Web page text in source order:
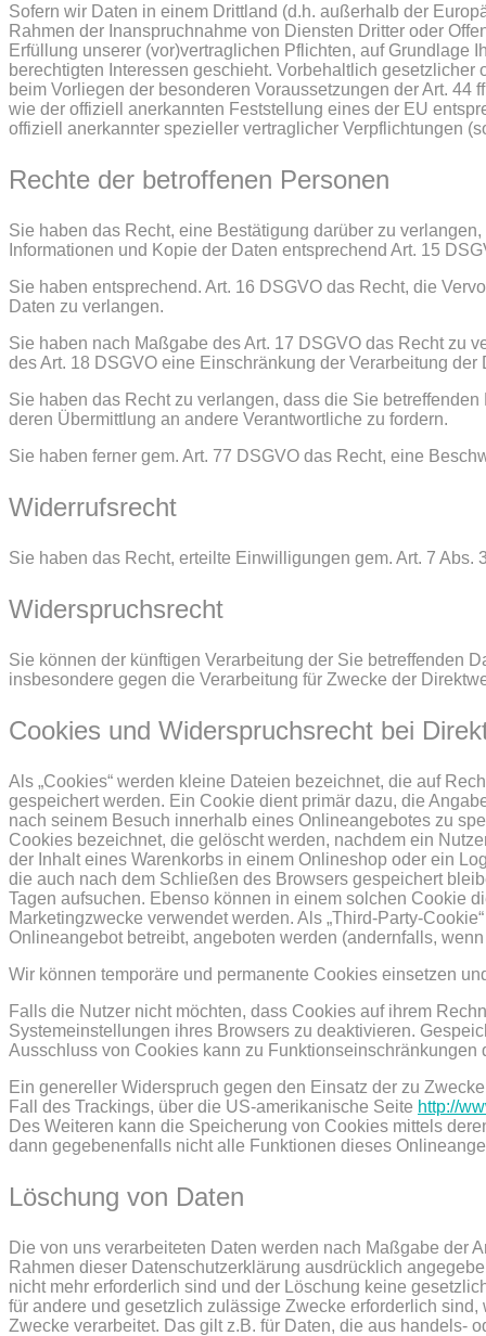
Sofern wir Daten in einem Drittland (d.h. außerhalb der
Rahmen der Inanspruchnahme von Diensten Dritter oder
Erfüllung unserer (vor)vertraglichen Pflichten, auf
berechtigten Interessen geschieht. Vorbehaltlich
beim Vorliegen der besonderen Voraussetzungen der Art.
wie der offiziell anerkannten Feststellung eines der EU
offiziell anerkannter spezieller vertraglicher Verpflichtungen
Rechte der betroffenen Personen
Sie haben das Recht, eine Bestätigung darüber zu
Informationen und Kopie der Daten entsprechend Art. 15
Sie haben entsprechend. Art. 16 DSGVO das Recht, die
Daten zu verlangen.
Sie haben nach Maßgabe des Art. 17 DSGVO das Recht zu
des Art. 18 DSGVO eine Einschränkung der Verarbeitung der
Sie haben das Recht zu verlangen, dass die Sie
deren Übermittlung an andere Verantwortliche zu fordern.
Sie haben ferner gem. Art. 77 DSGVO das Recht, eine
Widerrufsrecht
Sie haben das Recht, erteilte Einwilligungen gem. Art. 7
Widerspruchsrecht
Sie können der künftigen Verarbeitung der Sie betreffenden
insbesondere gegen die Verarbeitung für Zwecke der
Cookies und Widerspruchsrecht bei
Als „Cookies“ werden kleine Dateien bezeichnet, die auf
gespeichert werden. Ein Cookie dient primär dazu, die
nach seinem Besuch innerhalb eines Onlineangebotes zu
Cookies bezeichnet, die gelöscht werden, nachdem ein
der Inhalt eines Warenkorbs in einem Onlineshop oder ein
die auch nach dem Schließen des Browsers gespeichert
Tagen aufsuchen. Ebenso können in einem solchen Cookie
Marketingzwecke verwendet werden. Als „Third-Party-
Onlineangebot betreibt, angeboten werden (andernfalls,
Wir können temporäre und permanente Cookies einsetzen
Falls die Nutzer nicht möchten, dass Cookies auf ihrem
Systemeinstellungen ihres Browsers zu deaktivieren.
Ausschluss von Cookies kann zu Funktionseinschränkungen
Ein genereller Widerspruch gegen den Einsatz der zu
Fall des Trackings, über die US-amerikanische Seite http://
Des Weiteren kann die Speicherung von Cookies mittels
dann gegebenenfalls nicht alle Funktionen dieses
Löschung von Daten
Die von uns verarbeiteten Daten werden nach Maßgabe der
Rahmen dieser Datenschutzerklärung ausdrücklich
nicht mehr erforderlich sind und der Löschung keine
für andere und gesetzlich zulässige Zwecke erforderlich
Zwecke verarbeitet. Das gilt z.B. für Daten, die aus handels-